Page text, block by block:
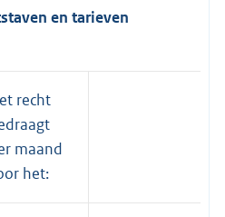
en tarieven
recht
maand
het: